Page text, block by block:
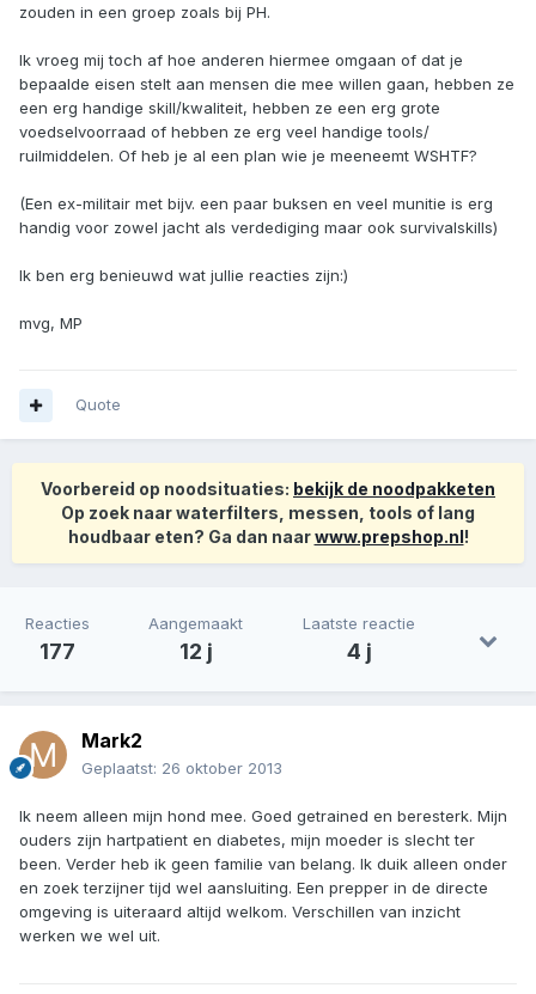
zouden in een groep zoals bij PH.
Ik vroeg mij toch af hoe anderen hiermee omgaan of dat je
bepaalde eisen stelt aan mensen die mee willen gaan, hebben ze
een erg handige skill/kwaliteit, hebben ze een erg grote
voedselvoorraad of hebben ze erg veel handige tools/
ruilmiddelen. Of heb je al een plan wie je meeneemt WSHTF?
(Een ex-militair met bijv. een paar buksen en veel munitie is erg
handig voor zowel jacht als verdediging maar ook survivalskills)
Ik ben erg benieuwd wat jullie reacties zijn:)
mvg, MP
Quote
Voorbereid op noodsituaties: bekijk de noodpakketen
Op zoek naar waterfilters, messen, tools of lang
houdbaar eten? Ga dan naarwww.prepshop.nl!
Reacties
177
Aangemaakt
12 j
Laatste reactie
4 j
Mark2
Geplaatst: 26 oktober 2013
Ik neem alleen mijn hond mee. Goed getrained en beresterk. Mijn
ouders zijn hartpatient en diabetes, mijn moeder is slecht ter
been. Verder heb ik geen familie van belang. Ik duik alleen onder
en zoek terzijner tijd wel aansluiting. Een prepper in de directe
omgeving is uiteraard altijd welkom. Verschillen van inzicht
werken we wel uit.